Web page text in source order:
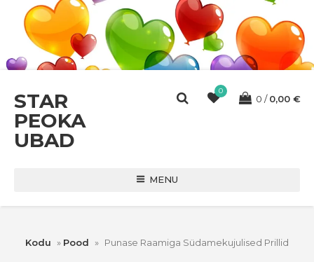
STAR
PEOKA
UBAD
0
0 0,00 €
MENU
Kodu » Pood » Punase Raamiga Südamekujulised Prillid